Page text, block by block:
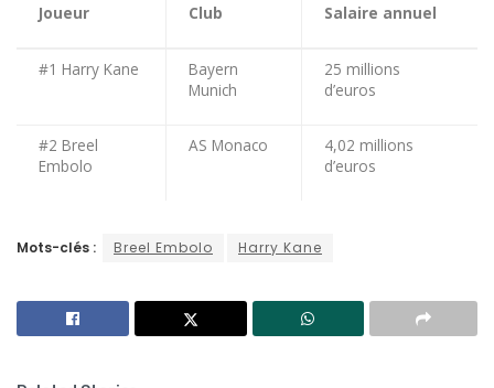
Joueur Club Salaire annuel
#1 Harry Kane
Bayern
Munich
25 millions
d’euros
#2 Breel
Embolo
AS Monaco
4,02 millions
d’euros
Mots-clés : Breel Embolo Harry Kane